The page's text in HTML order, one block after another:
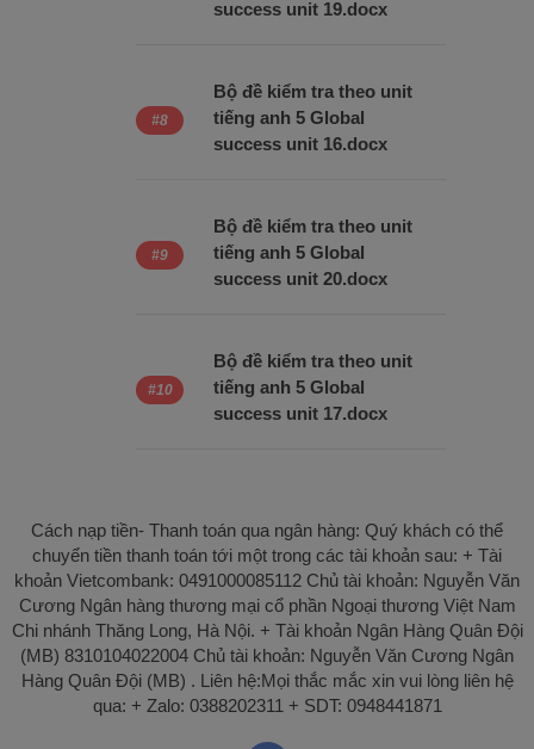
success unit 19.docx
Bộ đề kiểm tra theo unit
tiếng anh 5 Global
success unit 16.docx
Bộ đề kiểm tra theo unit
tiếng anh 5 Global
success unit 20.docx
Bộ đề kiểm tra theo unit
tiếng anh 5 Global
success unit 17.docx
Cách nạp tiền- Thanh toán qua ngân hàng: Quý khách có thể
chuyển tiền thanh toán tới một trong các tài khoản sau: + Tài
khoản Vietcombank: 0491000085112 Chủ tài khoản: Nguyễn Văn
Cương Ngân hàng thương mại cổ phần Ngoại thương Việt Nam
Chi nhánh Thăng Long, Hà Nội. + Tài khoản Ngân Hàng Quân Đội
(MB) 8310104022004 Chủ tài khoản: Nguyễn Văn Cương Ngân
Hàng Quân Đội (MB) . Liên hệ:Mọi thắc mắc xin vui lòng liên hệ
qua: + Zalo: 0388202311 + SDT: 0948441871